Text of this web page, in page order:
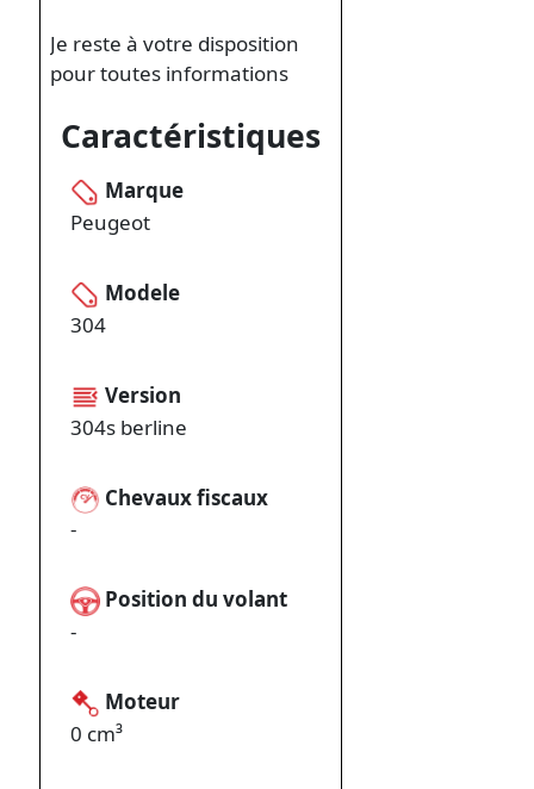
Je reste à votre disposition
pour toutes informations
Caractéristiques
Marque
Peugeot
Modele
304
Version
304s berline
Chevaux fiscaux
-
Position du volant
-
Moteur
0 cm³